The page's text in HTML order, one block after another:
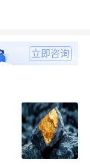
立即咨询